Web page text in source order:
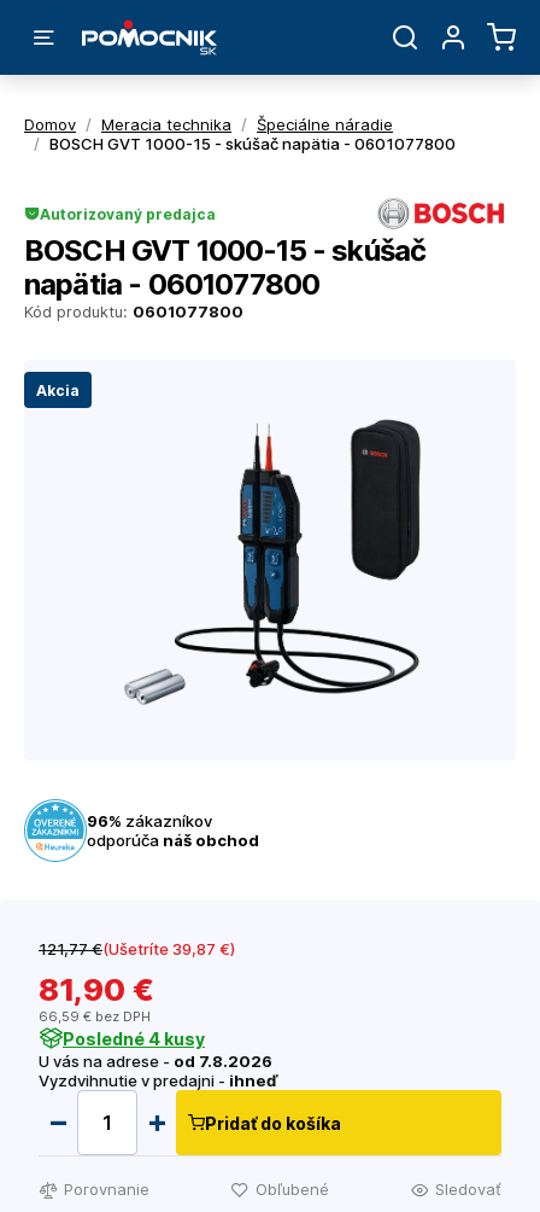
Domov / Meracia technika / Špeciálne náradie
/ BOSCH GVT 1000-15 - skúšač napätia - 0601077800
Akcia
Kód produktu: 0601077800
Autorizovaný predajca
BOSCH GVT 1000-15 - skúšač
napätia - 0601077800
96% zákazníkov
odporúča náš obchod
121,77 €(Ušetríte 39,87 €)
81,90 €
66,59 € bez DPH
Posledné 4 kusy
U vás na adrese - od 7.8.2026
Vyzdvihnutie v predajni - ihneď
Pridať do košíka
Porovnanie Obľubené Sledovať